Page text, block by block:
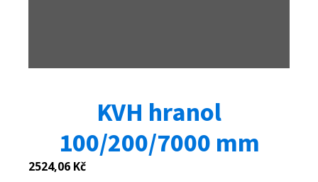
KVH hranol
100/200/7000 mm
2524,06 Kč